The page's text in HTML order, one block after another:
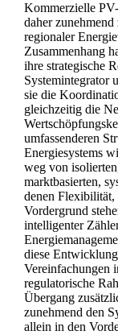
Kommerzielle
daher
regionaler
Zusammenhang
ihre strategische
Systemintegrator
sie die
gleichzeitig die
umfassenderen
Energiesystems
weg von
marktbasierten,
denen
Vordergrund
intelligenter
diese
Vereinfachungen
regulatorische
Übergang
zunehmend den
allein in den